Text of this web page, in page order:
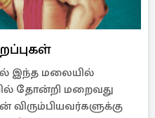
இந்த மலையில்
தோன்றி மறைவது
விரும்பியவர்களுக்கு